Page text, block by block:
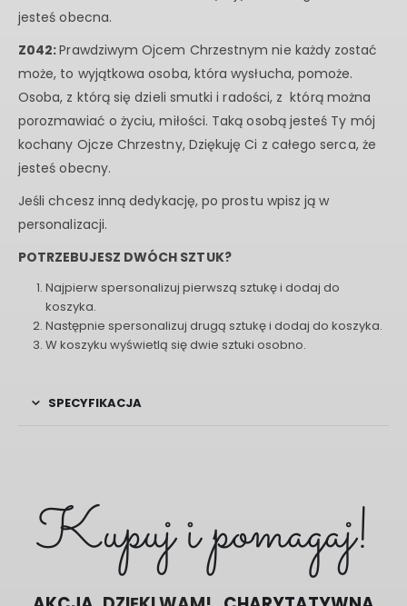
jesteś obecna.
Z042:Prawdziwym Ojcem Chrzestnym nie każdy zostać
może, to wyjątkowa osoba, która wysłucha, pomoże.
Osoba, z którą się dzieli smutki i radości, z którą można
porozmawiać o życiu, miłości. Taką osobą jesteś Ty mój
kochany Ojcze Chrzestny, Dziękuję Ci z całego serca, że
jesteś obecny.
Jeśli chcesz inną dedykację, po prostu wpisz ją w
personalizacji.
POTRZEBUJESZ DWÓCH SZTUK?
Najpierw spersonalizuj pierwszą sztukę i dodaj do
koszyka.
Następnie spersonalizuj drugą sztukę i dodaj do koszyka.
W koszyku wyświetlą się dwie sztuki osobno.
SPECYFIKACJA
Kupuj i pomagaj!